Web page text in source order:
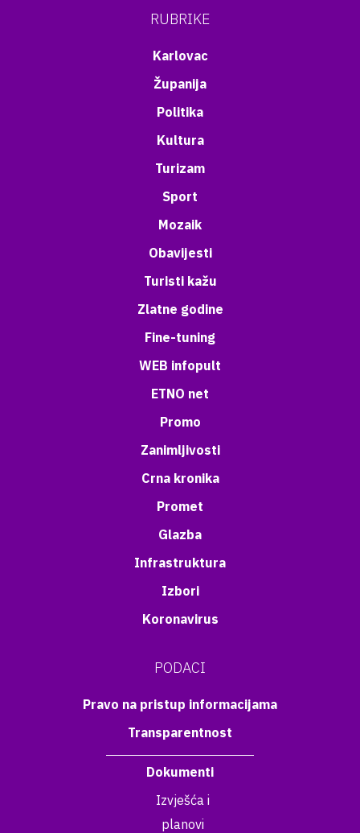
RUBRIKE
Karlovac
Županija
Politika
Kultura
Turizam
Sport
Mozaik
Obavijesti
Turisti kažu
Zlatne godine
Fine-tuning
WEB infopult
ETNO net
Promo
Zanimljivosti
Crna kronika
Promet
Glazba
Infrastruktura
Izbori
Koronavirus
PODACI
Pravo na pristup informacijama
Transparentnost
Dokumenti
Izvješća i
planovi